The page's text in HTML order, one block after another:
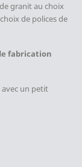
granit au choix
de polices de
fabrication
avec un petit